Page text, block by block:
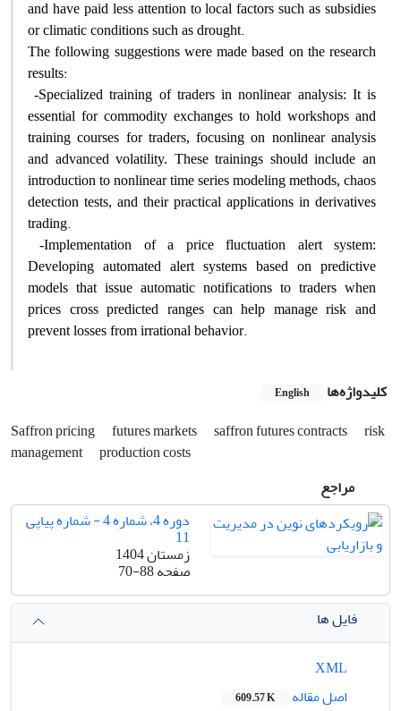
and have paid less attention to local factors such as subsidies
or climatic conditions such as drought.
The following suggestions were made based on the research
results:
-Specialized training of traders in nonlinear analysis: It is
essential for commodity exchanges to hold workshops and
training courses for traders, focusing on nonlinear analysis
and advanced volatility. These trainings should include an
introduction to nonlinear time series modeling methods, chaos
detection tests, and their practical applications in derivatives
trading.
-Implementation of a price fluctuation alert system:
Developing automated alert systems based on predictive
models that issue automatic notifications to traders when
prices cross predicted ranges can help manage risk and
prevent losses from irrational behavior.
کلیدواژه‌ها English
Saffron pricing futures markets saffron futures contracts
risk
management production costs
مراجع
دوره 4، شماره 4 - شماره پیاپی
11
زمستان 1404
صفحه70-88
فایل ها
اصل مقاله
609.57 K